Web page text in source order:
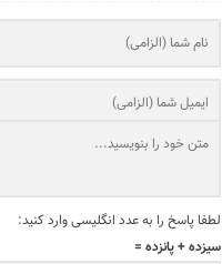
لطفا پاسخ را به عدد انگلیسی وارد کنید:
سیزده + پانزده =